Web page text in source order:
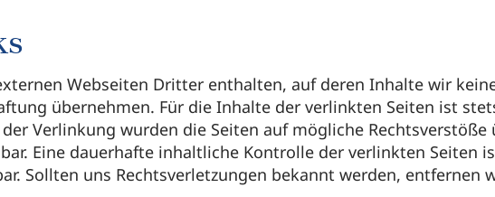
Webseiten Dritter enthalten, auf deren Inhalte wir
übernehmen. Für die Inhalte der verlinkten Seiten ist
Verlinkung wurden die Seiten auf mögliche
Eine dauerhafte inhaltliche Kontrolle der verlinkten Seiten
Sollten uns Rechtsverletzungen bekannt werden, entfernen